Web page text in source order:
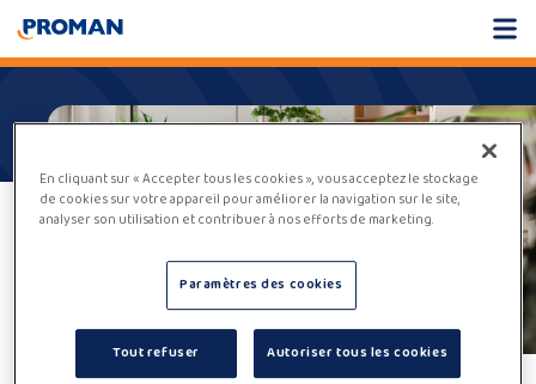
En cliquant sur « Accepter tous les cookies », vous acceptez le stockage
de cookies sur votre appareil pour améliorer la navigation sur le site,
analyser son utilisation et contribuer à nos efforts de marketing.
Paramètres des cookies
Tout refuser Autoriser tous les cookies